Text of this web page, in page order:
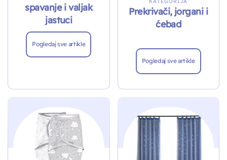
spavanje i valjak
jastuci
Pogledaj sve artikle
Prekrivači, jorgani i
ćebad
Pogledaj sve artikle